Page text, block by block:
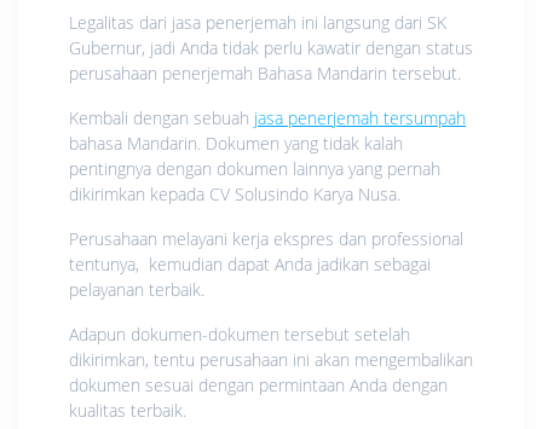
Legalitas dari jasa penerjemah ini langsung dari SK
Gubernur, jadi Anda tidak perlu kawatir dengan status
perusahaan penerjemah Bahasa Mandarin tersebut.
Kembali dengan sebuah jasa penerjemah tersumpah
bahasa Mandarin. Dokumen yang tidak kalah
pentingnya dengan dokumen lainnya yang pernah
dikirimkan kepada CV Solusindo Karya Nusa.
Perusahaan melayani kerja ekspres dan professional
tentunya, kemudian dapat Anda jadikan sebagai
pelayanan terbaik.
Adapun dokumen-dokumen tersebut setelah
dikirimkan, tentu perusahaan ini akan mengembalikan
dokumen sesuai dengan permintaan Anda dengan
kualitas terbaik.